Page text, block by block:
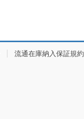
流通在庫納入保証規約